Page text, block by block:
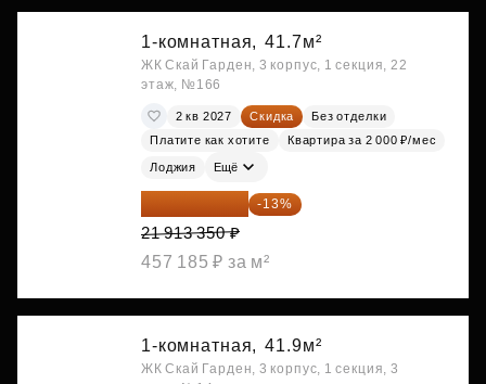
1-комнатная, 41.7м²
ЖК Скай Гарден, 3 корпус, 1 секция, 22
этаж, №166
2 кв 2027 Скидка
Без отделки
Платите как хотите
Квартира за 2 000 ₽/мес
Лоджия Ещё
19 064 615 ₽ -13%
21 913 350 ₽
457 185 ₽ за м²
1-комнатная, 41.9м²
ЖК Скай Гарден, 3 корпус, 1 секция, 3